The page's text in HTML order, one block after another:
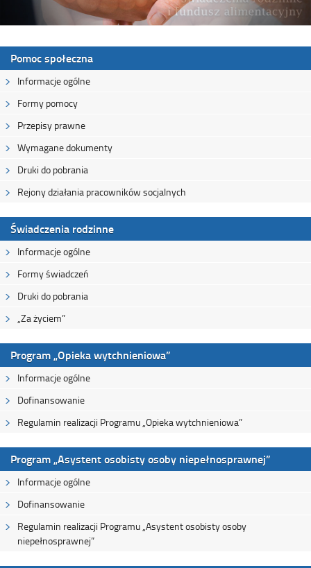
Pomoc społeczna
Informacje ogólne
Formy pomocy
Przepisy prawne
Wymagane dokumenty
Druki do pobrania
Rejony działania pracowników socjalnych
Świadczenia rodzinne
Informacje ogólne
Formy świadczeń
Druki do pobrania
„Za życiem”
Program „Opieka wytchnieniowa”
Informacje ogólne
Dofinansowanie
Regulamin realizacji Programu „Opieka wytchnieniowa”
Program „Asystent osobisty osoby niepełnosprawnej”
Informacje ogólne
Dofinansowanie
Regulamin realizacji Programu „Asystent osobisty osoby
niepełnosprawnej”